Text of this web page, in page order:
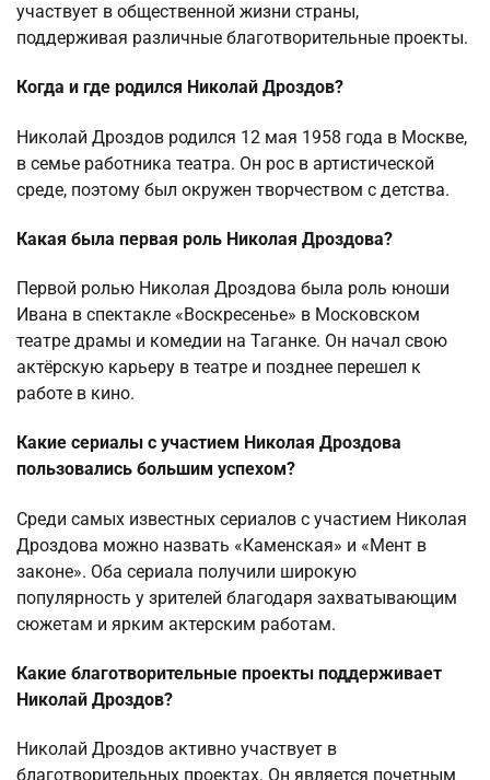
участвует в общественной жизни страны,
поддерживая различные благотворительные проекты.
Когда и где родился Николай Дроздов?
Николай Дроздов родился 12 мая 1958 года в Москве,
в семье работника театра. Он рос в артистической
среде, поэтому был окружен творчеством с детства.
Какая была первая роль Николая Дроздова?
Первой ролью Николая Дроздова была роль юноши
Ивана в спектакле «Воскресенье» в Московском
театре драмы и комедии на Таганке. Он начал свою
актёрскую карьеру в театре и позднее перешел к
работе в кино.
Какие сериалы с участием Николая Дроздова
пользовались большим успехом?
Среди самых известных сериалов с участием Николая
Дроздова можно назвать «Каменская» и «Мент в
законе». Оба сериала получили широкую
популярность у зрителей благодаря захватывающим
сюжетам и ярким актерским работам.
Какие благотворительные проекты поддерживает
Николай Дроздов?
Николай Дроздов активно участвует в
благотворительных проектах. Он является почетным